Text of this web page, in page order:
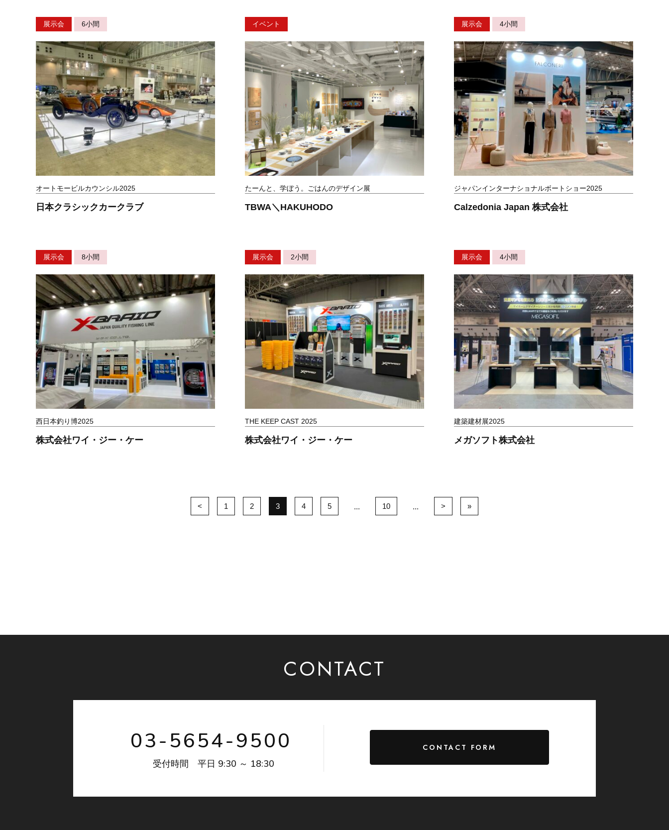
展示会 6小間
オートモービルカウンシル2025
日本クラシックカークラブ
イベント
たーんと、学ぼう。ごはんのデザイン展
TBWA＼HAKUHODO
展示会 4小間
ジャパンインターナショナルボートショー2025
Calzedonia Japan 株式会社
展示会 8小間
西日本釣り博2025
株式会社ワイ・ジー・ケー
展示会 2小間
THE KEEP CAST 2025
株式会社ワイ・ジー・ケー
展示会 4小間
建築建材展2025
メガソフト株式会社
< 1 2 3 4 5 ... 10 ... > »
CONTACT
03-5654-9500
受付時間 平日 9:30 ～ 18:30
CONTACT FORM